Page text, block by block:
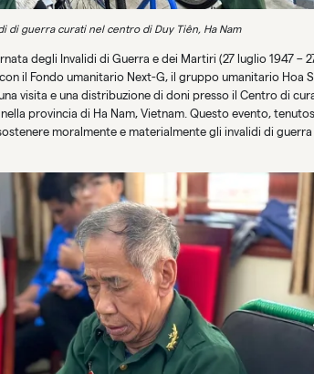
di guerra curati nel centro di Duy Tiên, Ha Nam
degli Invalidi di Guerra e dei Martiri (27 luglio 1947 –
il Fondo umanitario Next-G, il gruppo umanitario Hoa
visita e una distribuzione di doni presso il Centro di
provincia di Ha Nam, Vietnam. Questo evento,
moralmente e materialmente gli invalidi di